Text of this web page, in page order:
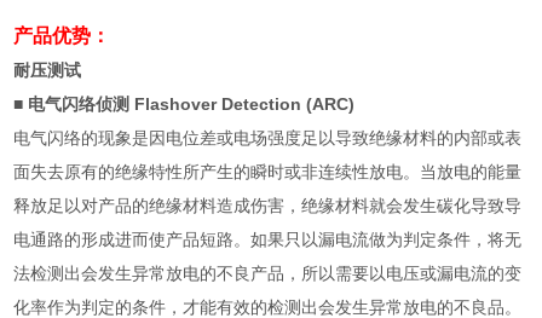
产品优势：
耐压测试
■ 电气闪络侦测 Flashover Detection (ARC)
电气闪络的现象是因电位差或电场强度足以导致绝缘材料的内部或表
面失去原有的绝缘特性所产生的瞬时或非连续性放电。当放电的能量
释放足以对产品的绝缘材料造成伤害，绝缘材料就会发生碳化导致导
电通路的形成进而使产品短路。如果只以漏电流做为判定条件，将无
法检测出会发生异常放电的不良产品，所以需要以电压或漏电流的变
化率作为判定的条件，才能有效的检测出会发生异常放电的不良品。